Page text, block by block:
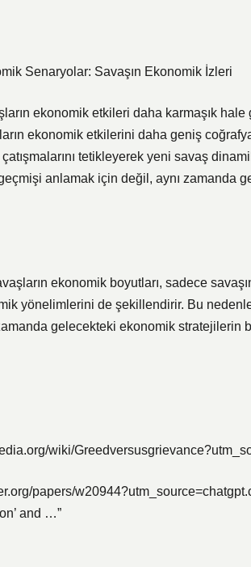
Senaryolar: Savaşın Ekonomik İzleri
ekonomik etkileri daha karmaşık hale
ekonomik etkilerini daha geniş
tetikleyerek yeni savaş
anlamak için değil, aynı zamanda
ekonomik boyutları, sadece
yönelimlerini de şekillendirir. Bu
gelecekteki ekonomik stratejilerin
wiki/
papers/
and …”